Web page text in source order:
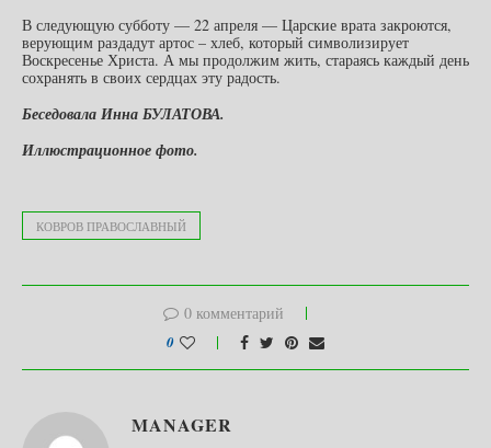
В следующую субботу — 22 апреля — Царские врата закроются,
верующим раздадут артос – хлеб, который символизирует
Воскресенье Христа. А мы продолжим жить, стараясь каждый день
сохранять в своих сердцах эту радость.
Беседовала Инна БУЛАТОВА.
Иллюстрационное фото.
КОВРОВ ПРАВОСЛАВНЫЙ
0 комментарий
0
MANAGER